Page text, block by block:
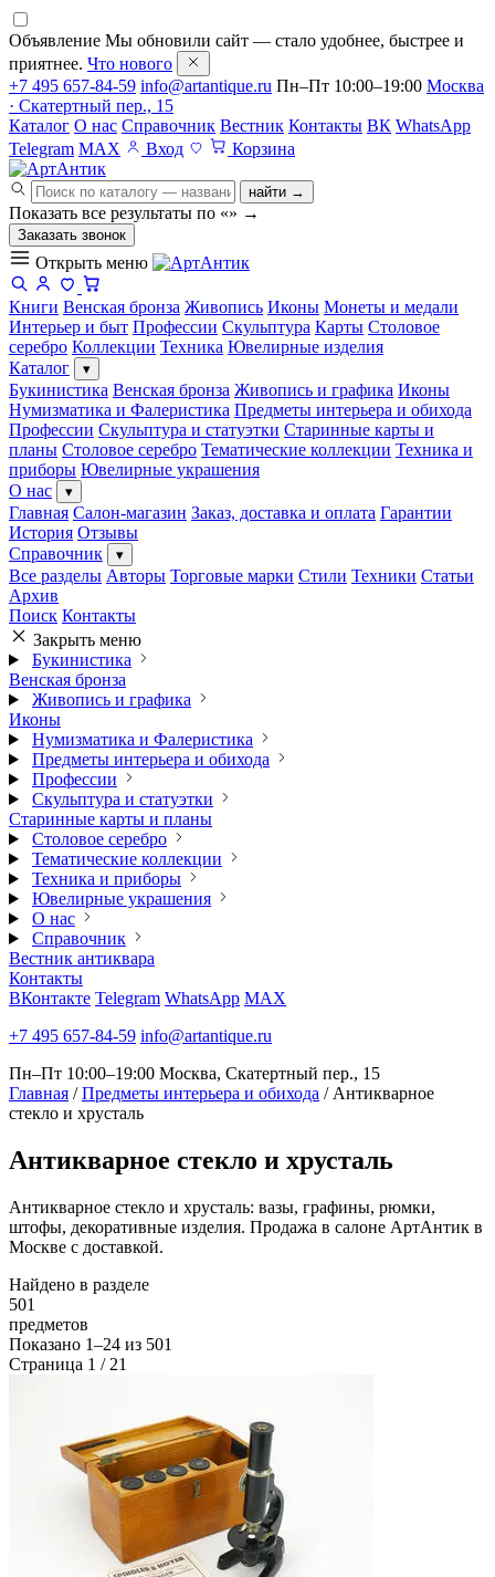
Объявление Мы обновили сайт — стало удобнее, быстрее и
приятнее. Что нового
+7 495 657-84-59 info@artantique.ru Пн–Пт 10:00–19:00 Москва
· Скатертный пер., 15
Каталог О нас Справочник Вестник Контакты ВК WhatsApp
Telegram MAX Вход Корзина
найти →
Показать все результаты по «» →
Заказать звонок
Открыть меню
Книги Венская бронза Живопись Иконы Монеты и медали
Интерьер и быт Профессии Скульптура Карты Столовое
серебро Коллекции Техника Ювелирные изделия
Каталог
▾
Букинистика Венская бронза Живопись и графика Иконы
Нумизматика и Фалеристика Предметы интерьера и обихода
Профессии Скульптура и статуэтки Старинные карты и
планы Столовое серебро Тематические коллекции Техника и
приборы Ювелирные украшения
О нас
▾
Главная Салон-магазин Заказ, доставка и оплата Гарантии
История Отзывы
Справочник
▾
Все разделы Авторы Торговые марки Стили Техники Статьи
Архив
Поиск Контакты
Закрыть меню
Букинистика
Венская бронза
Живопись и графика
Иконы
Нумизматика и Фалеристика
Предметы интерьера и обихода
Профессии
Скульптура и статуэтки
Старинные карты и планы
Столовое серебро
Тематические коллекции
Техника и приборы
Ювелирные украшения
О нас
Справочник
Вестник антиквара
Контакты
ВКонтакте Telegram WhatsApp MAX
+7 495 657-84-59 info@artantique.ru
Пн–Пт 10:00–19:00 Москва, Скатертный пер., 15
Главная / Предметы интерьера и обихода / Антикварное
стекло и хрусталь
Антикварное стекло и хрусталь
Антикварное стекло и хрусталь: вазы, графины, рюмки,
штофы, декоративные изделия. Продажа в салоне АртАнтик в
Москве с доставкой.
Найдено в разделе
501
предметов
Показано 1–24 из 501
Страница 1 / 21